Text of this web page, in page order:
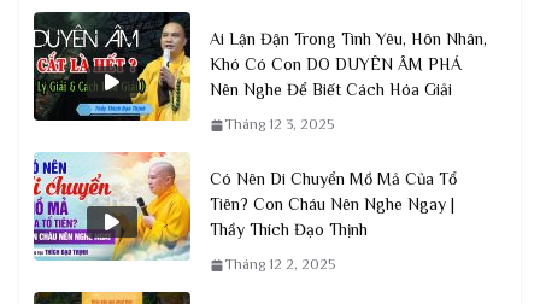
Ai Lận Đận Trong Tình Yêu, Hôn Nhân,
Khó Có Con DO DUYÊN ÂM PHÁ
Nên Nghe Để Biết Cách Hóa Giải
Tháng 12 3, 2025
Có Nên Di Chuyển Mồ Mả Của Tổ
Tiên? Con Cháu Nên Nghe Ngay |
Thầy Thích Đạo Thịnh
Tháng 12 2, 2025